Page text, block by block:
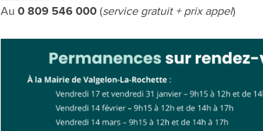
Au 0 809 546 000(service gratuit + prix appel)